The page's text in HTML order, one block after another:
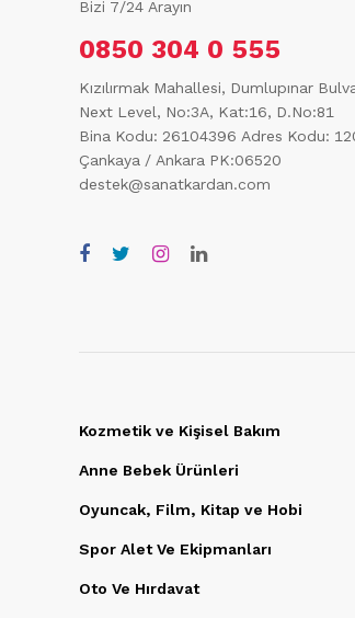
Bizi 7/24 Arayın
0850 304 0 555
Kızılırmak Mahallesi, Dumlupınar
Next Level, No:3A, Kat:16, D.No:81
Bina Kodu: 26104396 Adres Kodu:
Çankaya / Ankara PK:06520
destek@sanatkardan.com
Kozmetik ve Kişisel Bakım
Anne Bebek Ürünleri
Oyuncak, Film, Kitap ve Hobi
Spor Alet Ve Ekipmanları
Oto Ve Hırdavat